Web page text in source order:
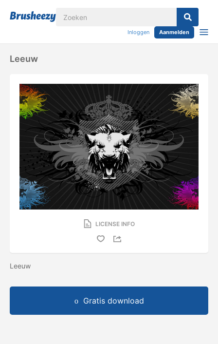
Inloggen Aanmelden
Leeuw
LICENSE INFO
Leeuw
Gratis download